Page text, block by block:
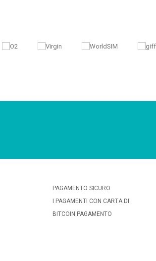
PAGAMENTO SICURO
I PAGAMENTI CON CARTA DI
BITCOIN PAGAMENTO